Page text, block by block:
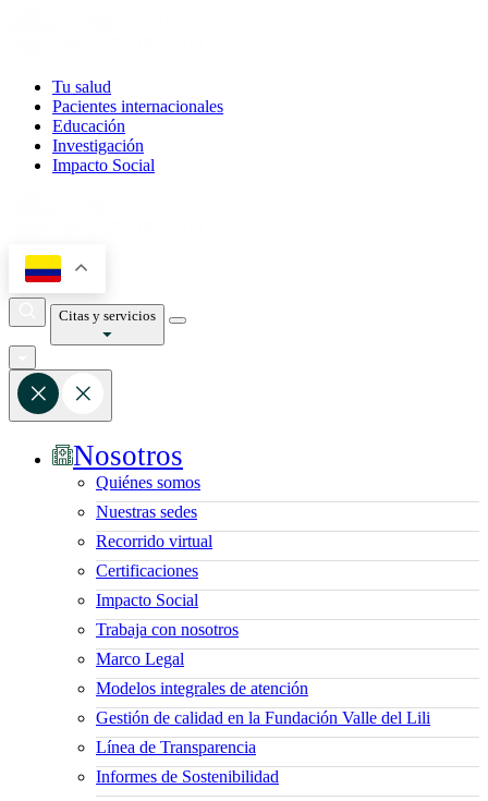
Tu salud
Pacientes internacionales
Educación
Investigación
Impacto Social
Citas y servicios
Nosotros
Quiénes somos
Nuestras sedes
Recorrido virtual
Certificaciones
Impacto Social
Trabaja con nosotros
Marco Legal
Modelos integrales de atención
Gestión de calidad en la Fundación Valle del Lili
Línea de Transparencia
Informes de Sostenibilidad